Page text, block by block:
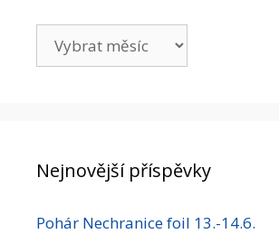
Nejnovější příspěvky
Pohár Nechranice foil 13.-14.6.